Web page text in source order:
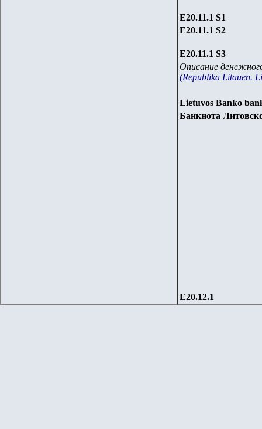
Е20.11.1 S1
Е20.11.1 S2
Е20.11.1 S3
Описание
(Republika Litauen.
Lietuvos Banko
Банкнота
Е20.12.1